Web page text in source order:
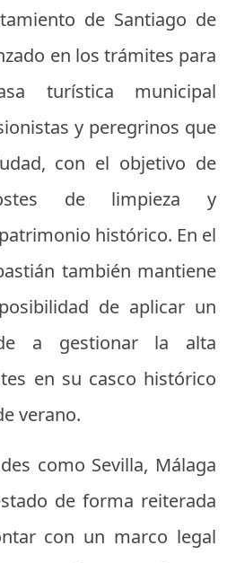
de Santiago de
en los trámites para
turística municipal
y peregrinos que
con el objetivo de
de limpieza y
histórico. En el
también mantiene
de aplicar un
a gestionar la alta
en su casco histórico
verano.
como Sevilla, Málaga
de forma reiterada
con un marco legal